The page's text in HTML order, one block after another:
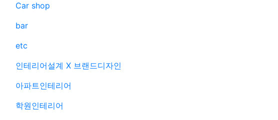
Car shop
bar
etc
인테리어설계 X 브랜드디자인
아파트인테리어
학원인테리어